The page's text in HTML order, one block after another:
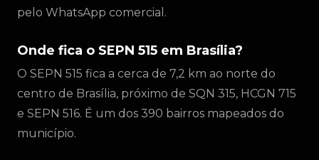
pelo WhatsApp comercial.
Onde fica o SEPN 515 em Brasília?
O SEPN 515 fica a cerca de 7,2 km ao norte do
centro de Brasília, próximo de SQN 315, HCGN 715
e SEPN 516. É um dos 390 bairros mapeados do
município.